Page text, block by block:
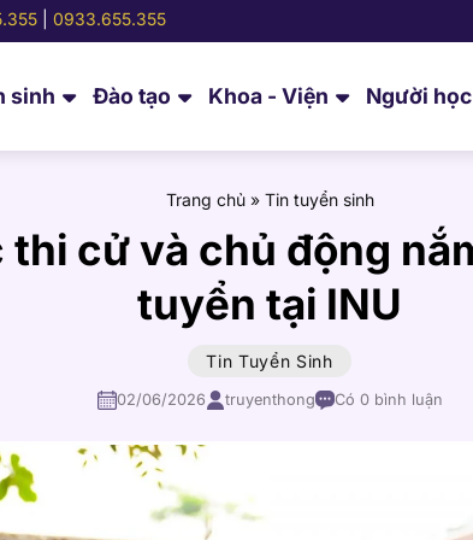
0933.655.355
sinh Đào tạo Khoa - Viện Người học
Trang chủ» Tin tuyển sinh
thi cử và chủ động
tuyển tại INU
Tin Tuyển Sinh
02/06/2026 truyenthong Có 0 bình luận